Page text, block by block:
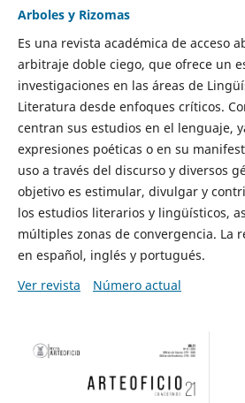
Arboles y Rizomas
Es una revista académica de acceso
arbitraje doble ciego, que ofrece un
investigaciones en las áreas de
Literatura desde enfoques críticos.
centran sus estudios en el lenguaje,
expresiones poéticas o en su
uso a través del discurso y diversos
objetivo es estimular, divulgar y
los estudios literarios y lingüísticos,
múltiples zonas de convergencia. La
en español, inglés y portugués.
Ver revista
Número actual